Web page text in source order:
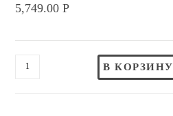
5,749.00Р
В КОРЗИНУ